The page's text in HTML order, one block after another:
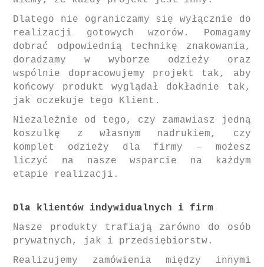
Dlatego nie ograniczamy się wyłącznie do
realizacji gotowych wzorów. Pomagamy
dobrać odpowiednią technikę znakowania,
doradzamy w wyborze odzieży oraz
wspólnie dopracowujemy projekt tak, aby
końcowy produkt wyglądał dokładnie tak,
jak oczekuje tego Klient.
Niezależnie od tego, czy zamawiasz jedną
koszulkę z własnym nadrukiem, czy
komplet odzieży dla firmy – możesz
liczyć na nasze wsparcie na każdym
etapie realizacji.
Dla klientów indywidualnych i firm
Nasze produkty trafiają zarówno do osób
prywatnych, jak i przedsiębiorstw.
Realizujemy zamówienia między innymi